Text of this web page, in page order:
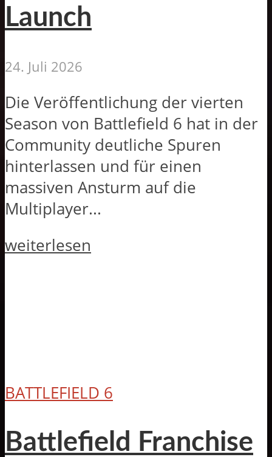
Launch
24. Juli 2026
Die Veröffentlichung der vierten
Season von Battlefield 6 hat in der
Community deutliche Spuren
hinterlassen und für einen
massiven Ansturm auf die
Multiplayer...
weiterlesen
BATTLEFIELD 6
Battlefield Franchise